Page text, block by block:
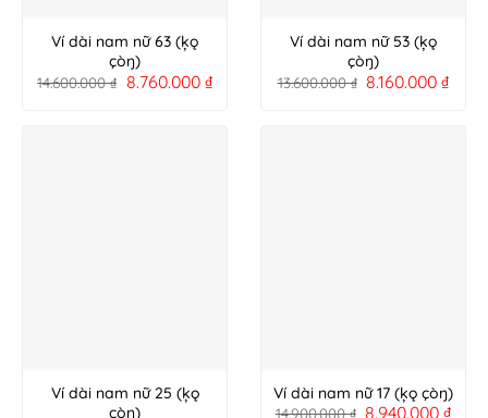
Ví dài nam nữ 63 (ķǫ
çòŋ)
14.600.000₫ 8.760.000 ₫
Ví dài nam nữ 53 (ķǫ
çòŋ)
13.600.000₫ 8.160.000₫
Ví dài nam nữ 25 (ķǫ
çòŋ)
Ví dài nam nữ 17 (ķǫ çòŋ)
14.900.000₫ 8.940.000₫